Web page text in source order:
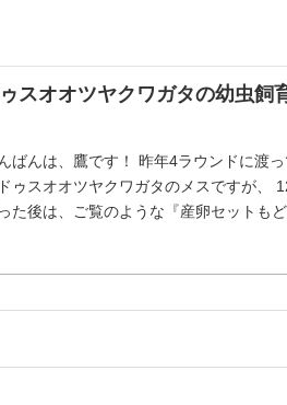
スオオツヤクワガタの幼虫飼
ばんは、鷹です！ 昨年4ラウンドに渡
ゥスオオツヤクワガタのメスですが、
た後は、ご覧のような『産卵セットも